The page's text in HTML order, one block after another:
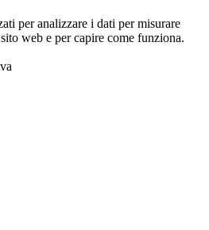
per analizzare i dati per misurare
web e per capire come funziona.